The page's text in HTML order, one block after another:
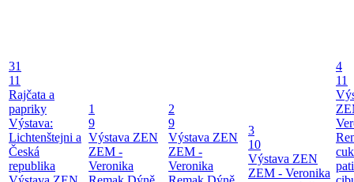
31
11
Rajčata a
papriky
Výstava:
Lichtenštejni a
Česká
republika
1
9
Výstava ZEN
ZEM -
Veronika
2
9
Výstava ZEN
ZEM -
Veronika
3
10
Výstava ZEN
ZEM - Veronika
4
11